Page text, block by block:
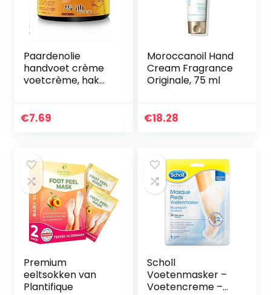
Paardenolie
handvoet crème
voetcrème, hak
repareren
€7.69
Moroccanoil Hand
Cream Fragrance
Originale, 75 ml
€18.28
Premium
eeltsokken van
Plantifique
Scholl
Voetenmasker –
Voetencreme –